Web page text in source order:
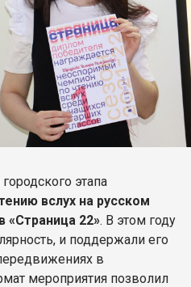
этапа
вслух на русском
«Страница 22». В этом году
и поддержали его
в
мероприятия позволил